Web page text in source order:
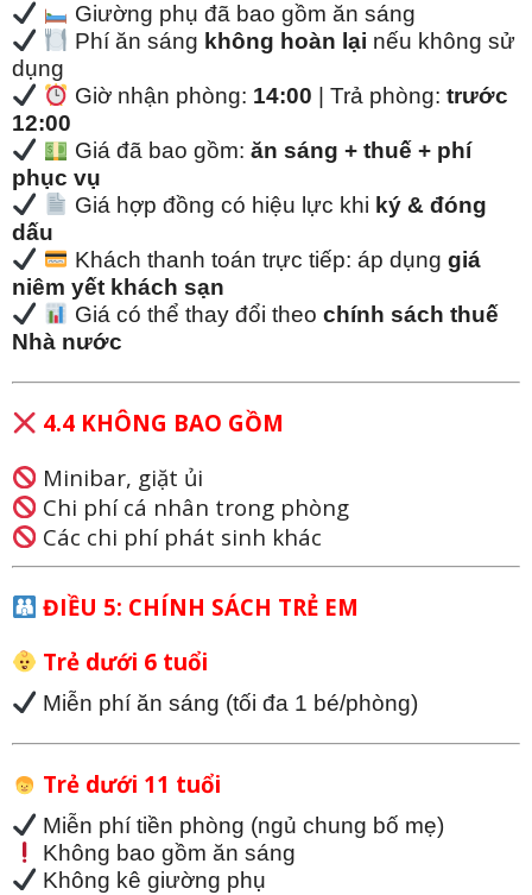
Giường phụ đã bao gồm ăn sáng
Phí ăn sáng không hoàn lại nếu không sử
dụng
Giờ nhận phòng: 14:00 | Trả phòng: trước
12:00
Giá đã bao gồm: ăn sáng + thuế + phí
phục vụ
Giá hợp đồng có hiệu lực khi ký & đóng
dấu
Khách thanh toán trực tiếp: áp dụng giá
niêm yết khách sạn
Giá có thể thay đổi theo chính sách thuế
Nhà nước
4.4 KHÔNG BAO GỒM
Minibar, giặt ủi
Chi phí cá nhân trong phòng
Các chi phí phát sinh khác
ĐIỀU 5: CHÍNH SÁCH TRẺ EM
Trẻ dưới 6 tuổi
Miễn phí ăn sáng (tối đa 1 bé/phòng)
Trẻ dưới 11 tuổi
Miễn phí tiền phòng (ngủ chung bố mẹ)
Không bao gồm ăn sáng
Không kê giường phụ